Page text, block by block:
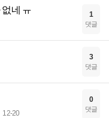
네 ㅠ 1
댓글
3
댓글
12-20
0
댓글